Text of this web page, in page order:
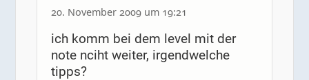
20. November 2009 um 19:21
ich komm bei dem level mit der
note nciht weiter, irgendwelche
tipps?